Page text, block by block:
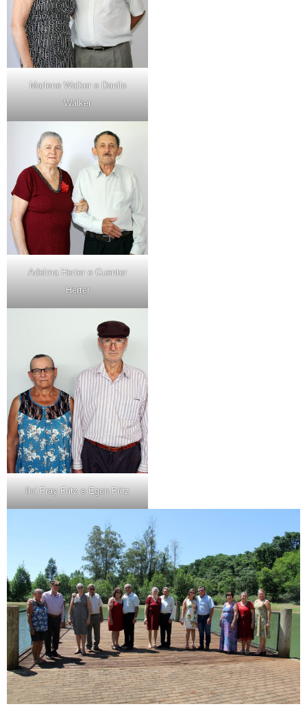
Marlene Walker e Danilo
Walker
Adelma Herter e Guenter
Herter
Ilci Fray Fritz e Egon Fritz